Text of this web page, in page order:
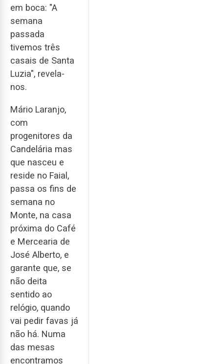
em boca: "A
semana
passada
tivemos três
casais de Santa
Luzia", revela-
nos.
Mário Laranjo,
com
progenitores da
Candelária mas
que nasceu e
reside no Faial,
passa os fins de
semana no
Monte, na casa
próxima do Café
e Mercearia de
José Alberto, e
garante que, se
não deita
sentido ao
relógio, quando
vai pedir favas já
não há. Numa
das mesas
encontramos